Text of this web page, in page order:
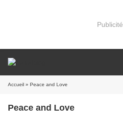
Publicité
Accueil » Peace and Love
Peace and Love